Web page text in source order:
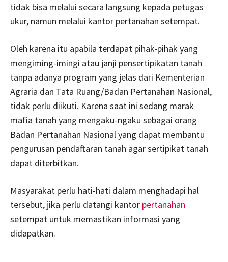
tidak bisa melalui secara langsung kepada petugas
ukur, namun melalui kantor pertanahan setempat.
Oleh karena itu apabila terdapat pihak-pihak yang
mengiming-imingi atau janji pensertipikatan tanah
tanpa adanya program yang jelas dari Kementerian
Agraria dan Tata Ruang/Badan Pertanahan Nasional,
tidak perlu diikuti. Karena saat ini sedang marak
mafia tanah yang mengaku-ngaku sebagai orang
Badan Pertanahan Nasional yang dapat membantu
pengurusan pendaftaran tanah agar sertipikat tanah
dapat diterbitkan.
Masyarakat perlu hati-hati dalam menghadapi hal
tersebut, jika perlu datangi kantor pertanahan
setempat untuk memastikan informasi yang
didapatkan.